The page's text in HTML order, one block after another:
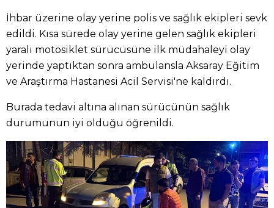
İhbar üzerine olay yerine polis ve sağlık ekipleri sevk
edildi. Kısa sürede olay yerine gelen sağlık ekipleri
yaralı motosiklet sürücüsüne ilk müdahaleyi olay
yerinde yaptıktan sonra ambulansla Aksaray Eğitim
ve Araştırma Hastanesi Acil Servisi'ne kaldırdı.
Burada tedavi altına alınan sürücünün sağlık
durumunun iyi olduğu öğrenildi.